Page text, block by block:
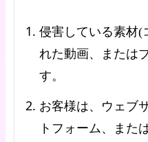
侵害している素材(
れた動画、または
す。
お客様は、ウェブ
トフォーム、また